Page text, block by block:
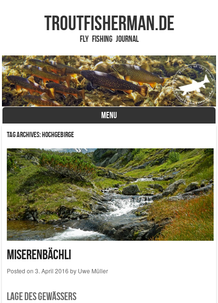
TROUTFISHERMAN.de
Fly Fishing Journal
MENU
Skip to content
Tag Archives:Hochgebirge
Miserenbächli
Posted on 3. April 2016 by Uwe Müller
Lage des Gewässers